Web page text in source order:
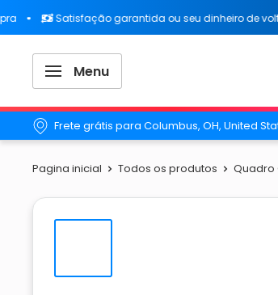
Satisfação garantida ou seu dinheiro de volta
Menu
Frete grátis para Columbus, OH, United
Pagina inicial Todos os produtos Quadro